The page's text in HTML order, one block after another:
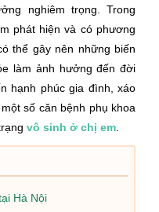
nghiêm trọng. Trong
phát hiện và có phương
thể gây nên những biến
làm ảnh hưởng đến đời
hạnh phúc gia đình, xáo
số căn bệnh phụ khoa
vô sinh ở chị em
Hà Nội